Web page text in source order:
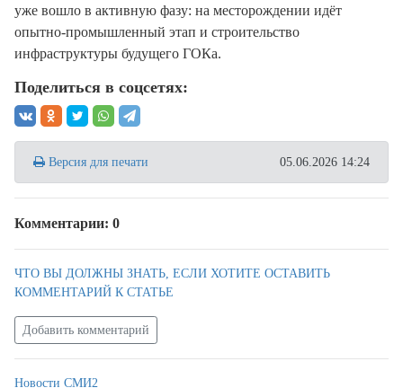
уже вошло в активную фазу: на месторождении идёт
опытно-промышленный этап и строительство
инфраструктуры будущего ГОКа.
Поделиться в соцсетях:
Версия для печати 05.06.2026 14:24
Комментарии: 0
ЧТО ВЫ ДОЛЖНЫ ЗНАТЬ, ЕСЛИ ХОТИТЕ ОСТАВИТЬ
КОММЕНТАРИЙ К СТАТЬЕ
Добавить комментарий
Новости СМИ2